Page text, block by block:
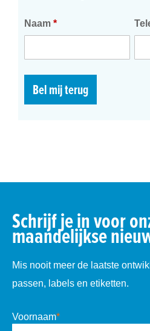
Naam *
Bel mij terug
Schrijf je in voor
maandelijkse
Mis nooit meer de laatste
passen, labels en etiketten.
Voornaam*